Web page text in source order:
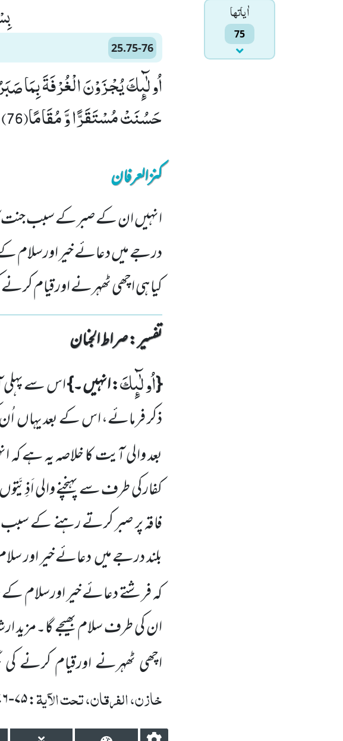
اٰياتها
75
25.75-76
حَسُنَتْ مُسْتَقَرًّا وَّ مُقَامًا(76)
کنزالعرفان
انہیں ان کے صبرکے سبب جنت کا
درجے میں دعائے خیر اورسلام
کیا ہی اچھی ٹھہرنے اورقیام
تفسیر : ‎صراط الجنان
{اُولٰٓىٕكَ: انہیں ۔}اس سے
ذکر فرمائے، اس کے بعد یہاں
بعد والی آیت کا خلاصہ یہ ہے کہ
کفار کی طرف سے پہنچنے والی اَذِیَّتوں
فاقہ پر صبر کرتے رہنے کے
بلند درجے میںدعائے خیر اور
کہ فرشتے دعائے خیر اورسلام
ان کی طرف سلام بھیجے گا۔مزید
اچھی ٹھہرنے اورقیام کرنے
خازن، الفرقان، تحت الآیۃ:۷۵-۷۶